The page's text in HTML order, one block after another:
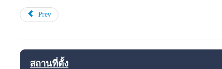
Prev
สถานที่ตั้ง